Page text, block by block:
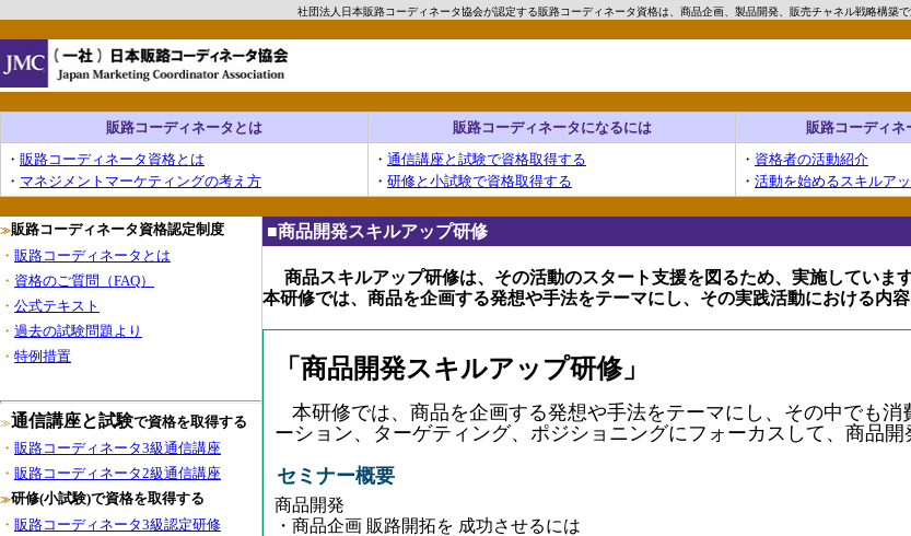
社団法人日本販路コーディネータ協会が認定する販路コーディネータ資格は、商品企画、製品開発、販売チャネル戦略構築
販路コーディネータとは 販路コーディネータになるには 販路コーディネ
・ 販路コーディネータ資格とは
・ マネジメントマーケティングの考え方
・ 通信講座と試験で資格取得する
・ 研修と小試験で資格取得する
・ 資格者の活動紹介
・ 活動を始めるスキルア
≫販路コーディネータ資格認定制度
・ 販路コーディネータとは
・ 資格のご質問（FAQ）
・ 公式テキスト
・ 過去の試験問題より
・ 特例措置
≫通信講座と試験で資格を取得する
・ 販路コーディネータ3級通信講座
・ 販路コーディネータ2級通信講座
≫研修(小試験)で資格を取得する
・ 販路コーディネータ3級認定研修
■商品開発スキルアップ研修
商品スキルアップ研修は、その活動のスタート支援を図るため、実施していま
本研修では、商品を企画する発想や手法をテーマにし、その実践活動における内容
「商品開発スキルアップ研修」
本研修では、商品を企画する発想や手法をテーマにし、その中でも
ーション、ターゲティング、ポジショニングにフォーカスして、商品開
セミナー概要
商品開発
・商品企画 販路開拓を 成功させるには